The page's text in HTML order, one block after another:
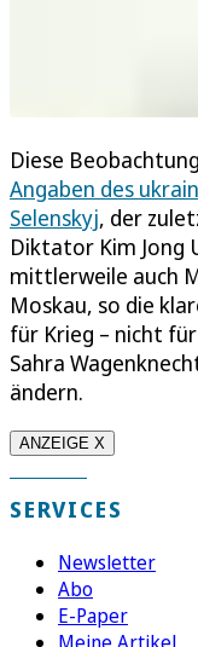
Diese
Angaben des
Selenskyj, der
Diktator Kim Jong
mittlerweile auch
Moskau, so die
für Krieg – nicht
Sahra
ändern.
ANZEIGE X
SERVICES
Newsletter
Abo
E-Paper